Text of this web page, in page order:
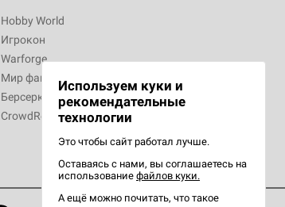
Hobby World
Игрокон
Warforge
Мир фантастики
Берсерк
CrowdRepublic
Используем куки и
рекомендательные
технологии
Это чтобы сайт работал лучше.
Оставаясь с нами, вы соглашаетесь на
использование файлов куки.
А ещё можно почитать, что такое